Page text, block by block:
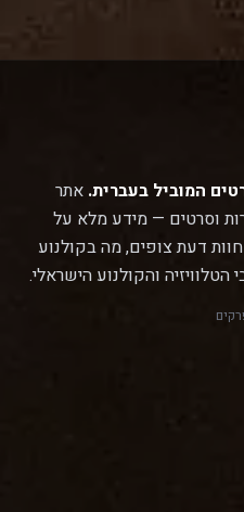
אתר
וסרטים — מידע מלא על
דעת צופים, מה בקולנוע
והקולנוע הישראלי.